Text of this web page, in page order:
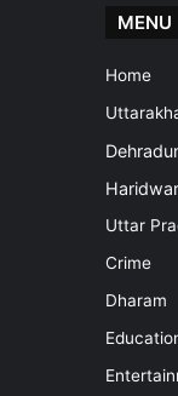
MENU
Home
Haridwar
Uttar
Crime
Dharam